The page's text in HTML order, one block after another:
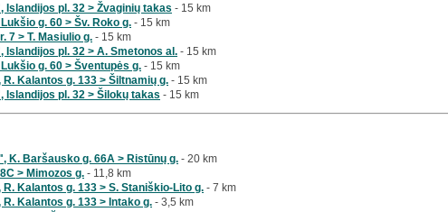
pl. 32 > Žvaginių takas - 15 km
g. 60 > Šv. Roko g. - 15 km
7 > T. Masiulio g. - 15 km
pl. 32 > A. Smetonos al. - 15 km
g. 60 > Šventupės g. - 15 km
Kalantos g. 133 > Šiltnamių g. - 15 km
pl. 32 > Šilokų takas - 15 km
K. Baršausko g. 66A > Ristūnų g. - 20 km
> Mimozos g. - 11,8 km
Kalantos g. 133 > S. Staniškio-Lito g. - 7 km
Kalantos g. 133 > Intako g. - 3,5 km